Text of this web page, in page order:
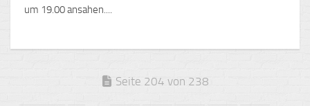
um 19.00 ansahen....
Seite 204 von 238